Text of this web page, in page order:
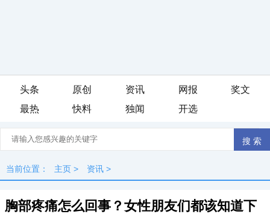
头条 原创 资讯 网报
奖文
最热
快料 独闻 开选
当前位置： 主页 > 资讯 >
胸部疼痛怎么回事？女性朋友们都该知道下